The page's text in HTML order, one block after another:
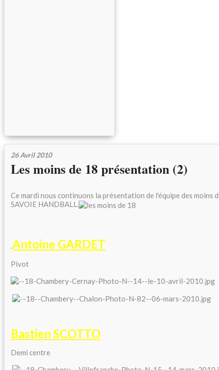
26 Avril 2010
Les moins de 18 présentation (2)
Ce mardi nous continuons la présentation de l'équipe des moins
SAVOIE HANDBALL.
.Antoine GARDET
Pivot
Bastien SCOTTO
Demi centre